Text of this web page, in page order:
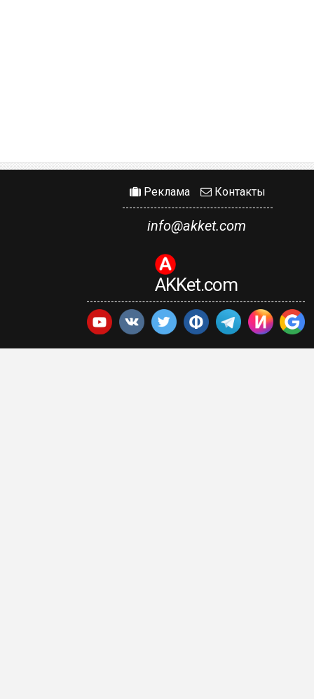
Реклама Контакты
info@akket.com
AKKet.com